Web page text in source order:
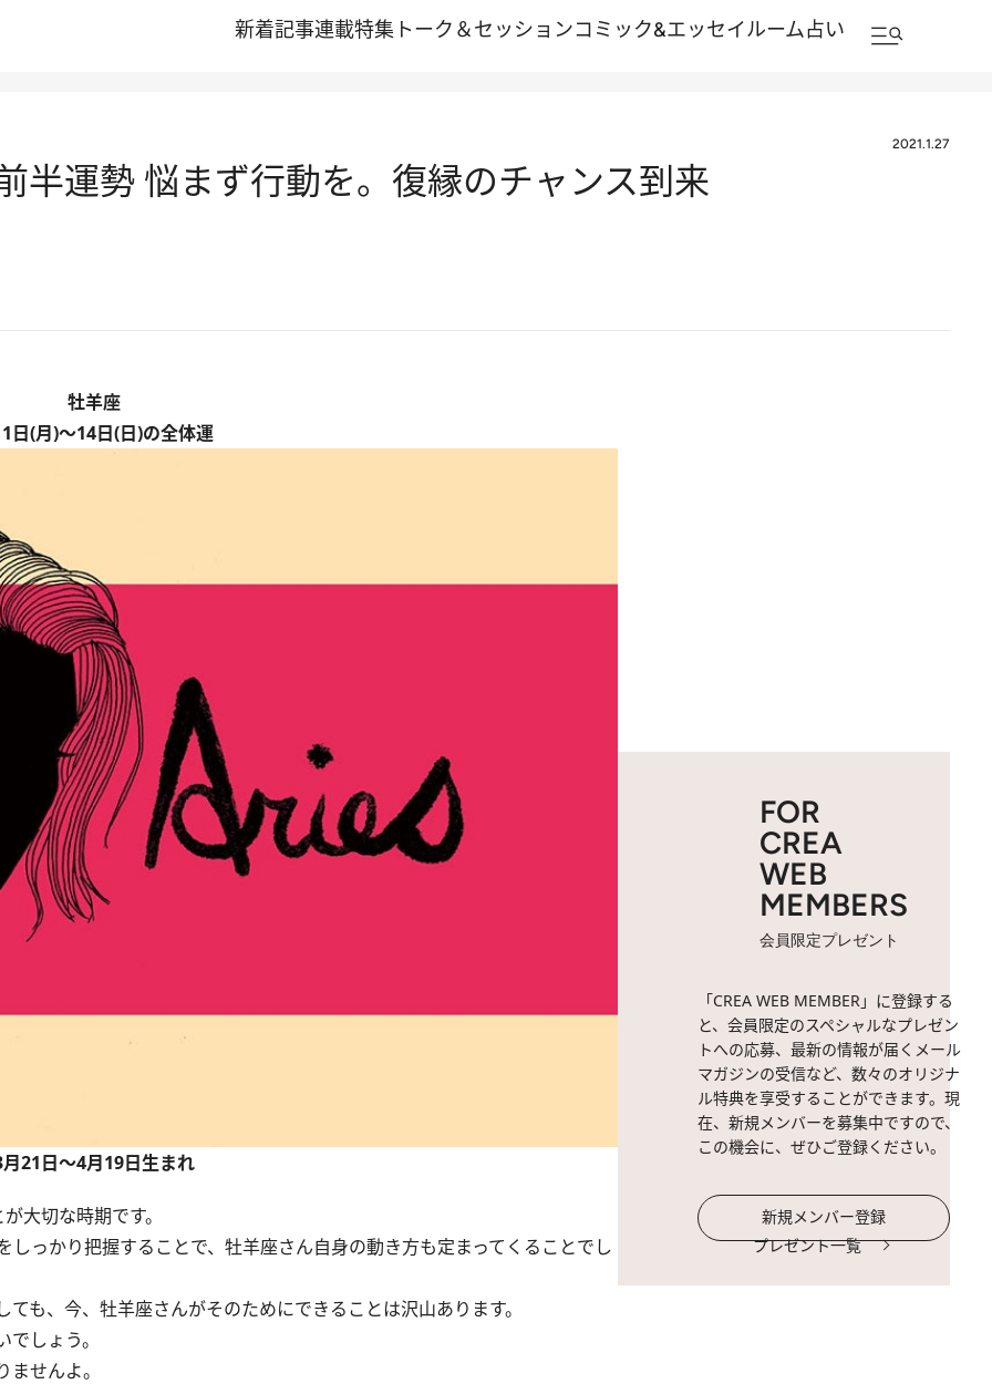
新着記事連載特集 トーク＆セッションコミック&エッセイルーム占い
2021.1.27
半運勢 悩まず行動を。復縁のチャンス到来
牡羊座
日(月)～14日(日)の全体運
21日～4月19日生まれ
大切な時期です。
っかり把握することで、牡羊座さん自身の動き方も定まってくることでし
、今、牡羊座さんがそのためにできることは沢山あります。
しょう。
せんよ。
FOR
CREA
WEB
MEMBERS
会員限定プレゼント
「CREA WEB MEMBER」に登録する
と、会員限定のスペシャルなプレゼン
トへの応募、最新の情報が届くメール
マガジンの受信など、数々のオリジナ
ル特典を享受することができます。現
在、新規メンバーを募集中ですので、
この機会に、ぜひご登録ください。
新規メンバー登録
プレゼント一覧